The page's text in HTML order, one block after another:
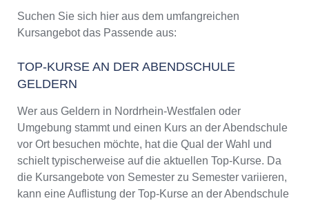
Suchen Sie sich hier aus dem umfangreichen
Kursangebot das Passende aus:
TOP-KURSE AN DER ABENDSCHULE
GELDERN
Wer aus Geldern in Nordrhein-Westfalen oder
Umgebung stammt und einen Kurs an der Abendschule
vor Ort besuchen möchte, hat die Qual der Wahl und
schielt typischerweise auf die aktuellen Top-Kurse. Da
die Kursangebote von Semester zu Semester variieren,
kann eine Auflistung der Top-Kurse an der Abendschule